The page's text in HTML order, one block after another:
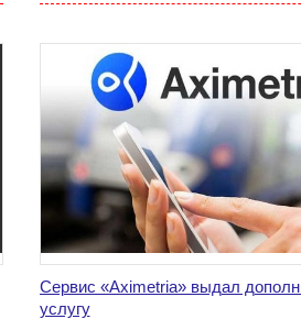
Сервис «Aximetria» выдал
услугу